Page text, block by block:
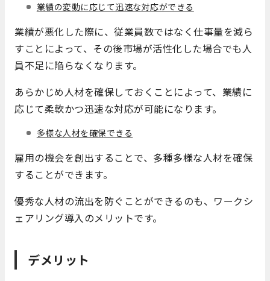
業績の変動に応じて迅速な対応ができる
業績が悪化した際に、従業員数ではなく仕事量を減ら
すことによって、その後市場が活性化した場合でも人
員不足に陥らなくなります。
あらかじめ人材を確保しておくことによって、業績に
応じて柔軟かつ迅速な対応が可能になります。
多様な人材を確保できる
雇用の機会を創出することで、多種多様な人材を確保
することができます。
優秀な人材の流出を防ぐことができるのも、ワークシ
ェアリング導入のメリットです。
デメリット